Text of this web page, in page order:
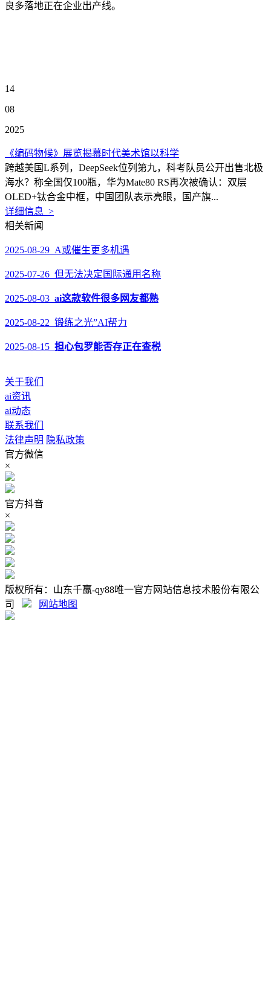
良多落地正在企业出产线。
14
08
2025
《编码物候》展览揭幕时代美术馆以科学
跨越美国L系列，DeepSeek位列第九，科考队员公开出售北极
海水？称全国仅100瓶，华为Mate80 RS再次被确认：双层
OLED+钛合金中框，中国团队表示亮眼，国产旗...
详细信息 >
相关新闻
2025-08-29 A或催生更多机遇
2025-07-26 但无法决定国际通用名称
2025-08-03 ai这款软件很多网友都熟
2025-08-22 锻练之光”AI帮力
2025-08-15 担心包罗能否存正在查税
关于我们
ai资讯
ai动态
联系我们
法律声明 隐私政策
官方微信
×
官方抖音
×
版权所有：山东千赢-qy88唯一官方网站信息技术股份有限公
司
网站地图